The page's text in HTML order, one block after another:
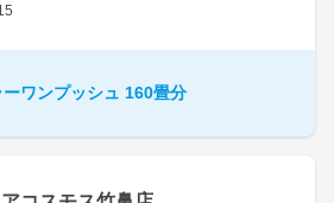
ワンプッシュ 160畳分